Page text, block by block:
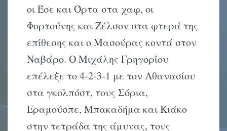
οι Έσε και Όρτα στα χαφ, οι
Φορτούνης και Ζέλσον στα φτερά της
επίθεσης και ο Μασούρας κοντά στον
Ναβάρο. Ο Μιχάλης Γρηγορίου
επέλεξε το 4-2-3-1 με τον Αθανασίου
στα γκολπόστ, τους Σόρια,
Εραμούσπε, Μπακαδήμα και Κιάκο
στην τετράδα της άμυνας, τους